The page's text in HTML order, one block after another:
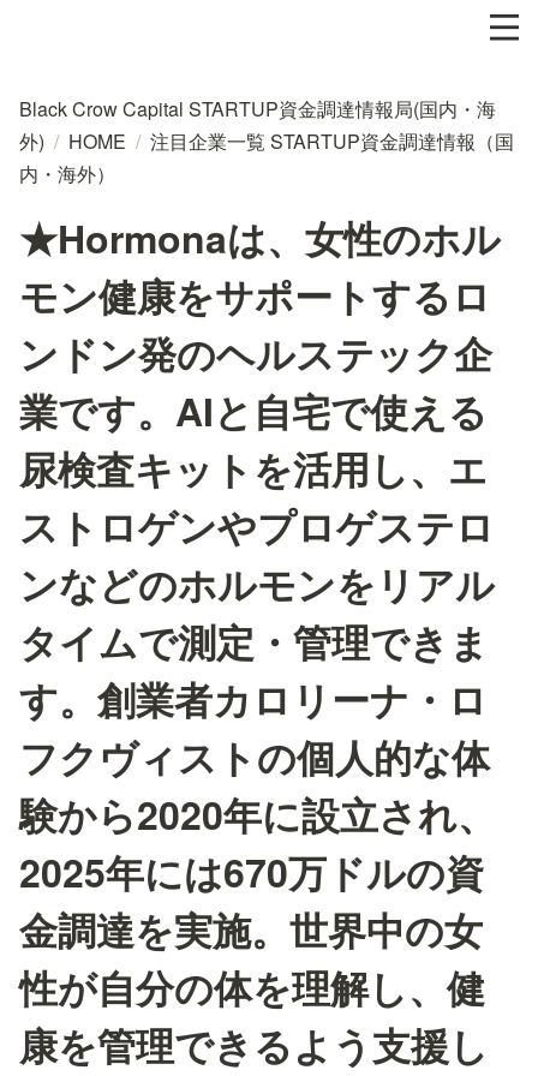
Black Crow Capital STARTUP資金調達情報局(国内・海
外) / HOME / 注目企業一覧 STARTUP資金調達情報（国
内・海外）
★Hormonaは、女性のホル
モン健康をサポートするロ
ンドン発のヘルステック企
業です。AIと自宅で使える
尿検査キットを活用し、エ
ストロゲンやプロゲステロ
ンなどのホルモンをリアル
タイムで測定・管理できま
す。創業者カロリーナ・ロ
フクヴィストの個人的な体
験から2020年に設立され、
2025年には670万ドルの資
金調達を実施。世界中の女
性が自分の体を理解し、健
康を管理できるよう支援し